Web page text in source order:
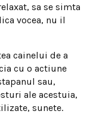
sa se simta
vocea, nu il
cainelui de a
cu o actiune
sau,
ale acestuia,
sunete.